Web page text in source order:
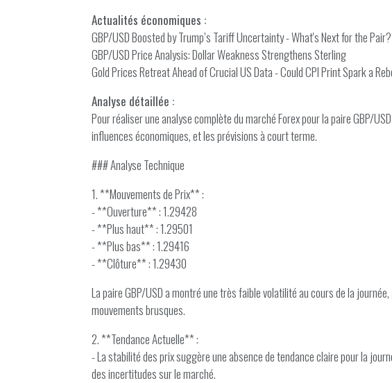
Actualités économiques :
GBP/USD Boosted by Trump’s Tariff Uncertainty - What's Next for the Pair?
GBP/USD Price Analysis: Dollar Weakness Strengthens Sterling
Gold Prices Retreat Ahead of Crucial US Data - Could CPI Print Spark a
Analyse détaillée :
Pour réaliser une analyse complète du marché Forex pour la paire GBP/
influences économiques, et les prévisions à court terme.
### Analyse Technique
1. **Mouvements de Prix** :
- **Ouverture** : 1.29428
- **Plus haut** : 1.29501
- **Plus bas** : 1.29416
- **Clôture** : 1.29430
La paire GBP/USD a montré une très faible volatilité au cours de la
mouvements brusques.
2. **Tendance Actuelle** :
- La stabilité des prix suggère une absence de tendance claire pour la
des incertitudes sur le marché.